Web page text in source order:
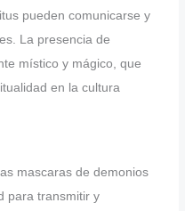
pueden comunicarse y
La presencia de
místico y mágico, que
en la cultura
mascaras de demonios
para transmitir y